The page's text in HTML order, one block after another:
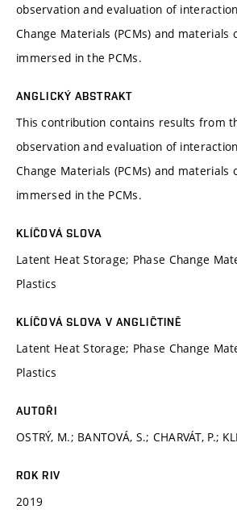
observation and evaluation of
Change Materials (PCMs) and materials
immersed in the PCMs.
ANGLICKÝ ABSTRAKT
This contribution contains results from
observation and evaluation of
Change Materials (PCMs) and materials
immersed in the PCMs.
KLÍČOVÁ SLOVA
Latent Heat Storage; Phase Change
Plastics
KLÍČOVÁ SLOVA V ANGLIČTINĚ
Latent Heat Storage; Phase Change
Plastics
AUTOŘI
OSTRÝ, M.; BANTOVÁ, S.; CHARVÁT, P.;
ROK RIV
2019